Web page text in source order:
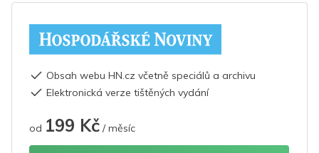
Obsah webu HN.cz včetně speciálů a archivu
Elektronická verze tištěných vydání
od 199 Kč / měsíc